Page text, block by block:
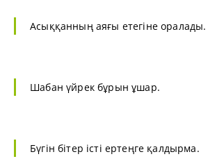
Асыққанның аяғы етегіне оралады.
Шабан үйрек бұрын ұшар.
Бүгін бітер істі ертеңге қалдырма.